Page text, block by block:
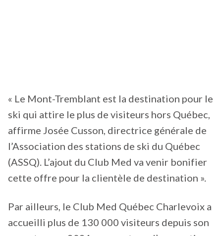
« Le Mont-Tremblant est la destination pour le
ski qui attire le plus de visiteurs hors Québec,
affirme Josée Cusson, directrice générale de
l’Association des stations de ski du Québec
(ASSQ). L’ajout du Club Med va venir bonifier
cette offre pour la clientèle de destination ».
Par ailleurs, le Club Med Québec Charlevoix a
accueilli plus de 130 000 visiteurs depuis son